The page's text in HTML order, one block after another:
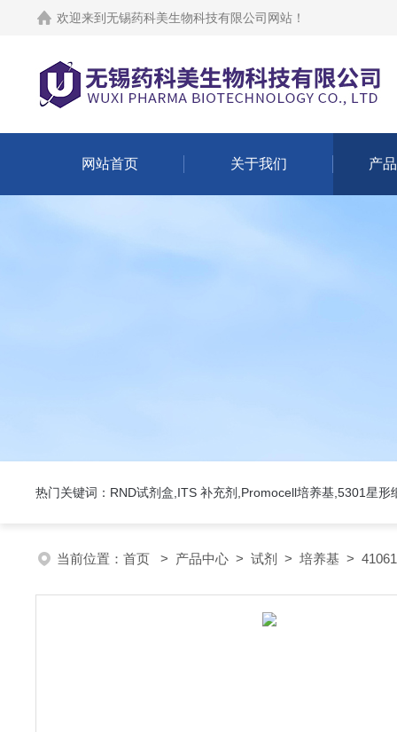
欢迎来到 无锡药科美生物科技有限公司网站 ！
网站首页 关于我们 产
热门关键词：RND试剂盒,ITS 补充剂,Promocell培养基,5301星形
当前位置： 首页 > 产品中心 > 试剂 > 培养基 >